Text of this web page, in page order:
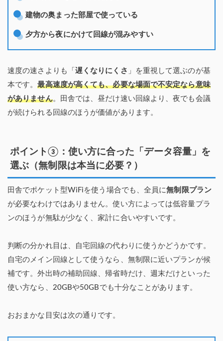
建物の奥まった部屋で使っている
夕方から夜にかけて回線が混みやすい
速度の速さよりも「 遅くなりにくさ 」を重視して選ぶのが基
本です。最高速度が高くても、必要な場面で不安定なら意味
がありません。田舎では、昼だけ速い回線より、夜でも会議
が続けられる回線のほうが価値があります。
ポイント③：使い方に合った「データ容量」を
選ぶ（無制限は本当に必要？）
田舎でポケット型WiFiを使う場合でも、全員に無制限プラン
が必要なわけではありません。使い方によっては低容量プラ
ンのほうが無駄が少なく、家計に合いやすいです。
判断の分かれ目は、自宅回線の代わりに使うかどうかです。
自宅のメイン回線として使うなら、無制限に近いプランが候
補です。外出時の補助回線、帰省時だけ、週末だけといった
使い方なら、20GBや50GBでも十分なことがあります。
おおまかな目安は次の通りです。